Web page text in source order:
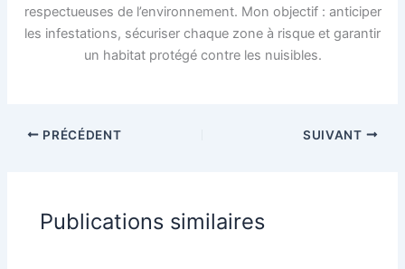
respectueuses de l’environnement. Mon objectif : anticiper
les infestations, sécuriser chaque zone à risque et garantir
un habitat protégé contre les nuisibles.
PRÉCÉDENT SUIVANT
Publications similaires